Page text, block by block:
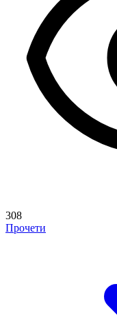
308
Прочети